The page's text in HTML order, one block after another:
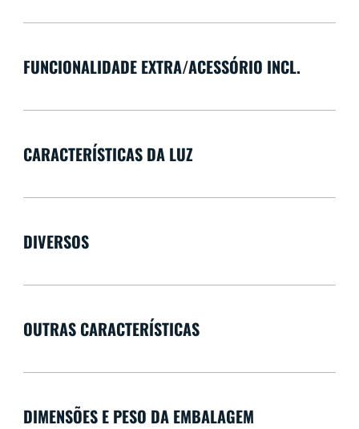
FUNCIONALIDADE EXTRA/ACESSÓRIO INCL.
CARACTERÍSTICAS DA LUZ
DIVERSOS
OUTRAS CARACTERÍSTICAS
DIMENSÕES E PESO DA EMBALAGEM